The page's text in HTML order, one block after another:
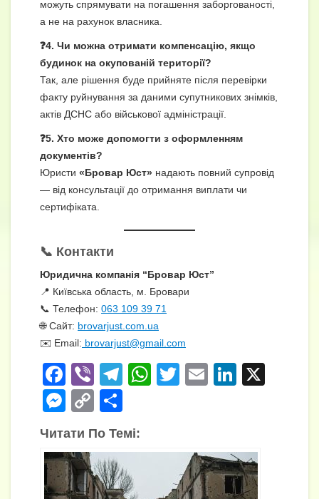
можуть спрямувати на погашення заборгованості,
а не на рахунок власника.
❓4. Чи можна отримати компенсацію, якщо
будинок на окупованій території?
Так, але рішення буде прийняте після перевірки
факту руйнування за даними супутникових знімків,
актів ДСНС або військової адміністрації.
❓5. Хто може допомогти з оформленням
документів?
Юристи «Бровар Юст» надають повний супровід
— від консультації до отримання виплати чи
сертифіката.
📞 Контакти
Юридична компанія “Бровар Юст”
📍 Київська область, м. Бровари
📞 Телефон: 063 109 39 71
🌐 Сайт: brovarjust.com.ua
✉️ Email: brovarjust@gmail.com
F
a
c
e
b
o
Vi
b
er
T
gr
a
m
W
T
E
Li
dI
n
M
ss
e
n
C
o
p
y
Li
о
ді
л
и
Читати По Темі: